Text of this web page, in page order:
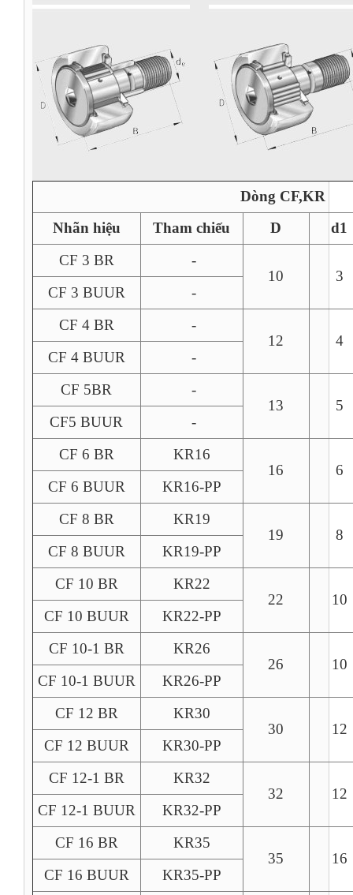
Dòng CF,KR
Nhãn hiệu
Tham chiếu D
d1
CF 3 BR
-
10
3
CF 3 BUUR
-
CF 4 BR
-
12
4
CF 4 BUUR
-
CF 5BR
-
13
5
CF5 BUUR
-
CF 6 BR
KR16
16
6
CF 6 BUUR
KR16-PP
CF 8 BR
KR19
19
8
CF 8 BUUR
KR19-PP
CF 10 BR
KR22
22
10
CF 10 BUUR
KR22-PP
CF 10-1 BR
KR26
26
10
CF 10-1 BUUR
KR26-PP
CF 12 BR
KR30
30
12
CF 12 BUUR
KR30-PP
CF 12-1 BR
KR32
32
12
CF 12-1 BUUR
KR32-PP
CF 16 BR
KR35
35
16
CF 16 BUUR
KR35-PP